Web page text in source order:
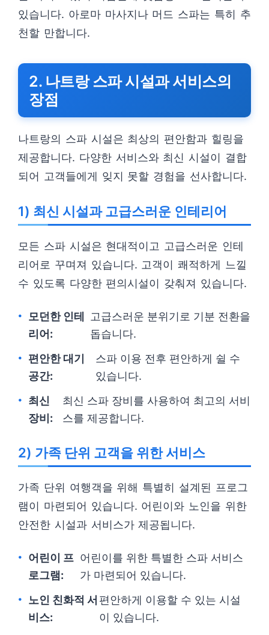
있습니다. 아로마 마사지나 머드 스파는 특히 추
천할 만합니다.
2. 나트랑 스파 시설과 서비스의
장점
나트랑의 스파 시설은 최상의 편안함과 힐링을
제공합니다. 다양한 서비스와 최신 시설이 결합
되어 고객들에게 잊지 못할 경험을 선사합니다.
1) 최신 시설과 고급스러운 인테리어
모든 스파 시설은 현대적이고 고급스러운 인테
리어로 꾸며져 있습니다. 고객이 쾌적하게 느낄
수 있도록 다양한 편의시설이 갖춰져 있습니다.
모던한 인테
리어:
고급스러운 분위기로 기분 전환을
돕습니다.
편안한 대기
공간:
스파 이용 전후 편안하게 쉴 수
있습니다.
최신
장비:
최신 스파 장비를 사용하여 최고의 서비
스를 제공합니다.
2) 가족 단위 고객을 위한 서비스
가족 단위 여행객을 위해 특별히 설계된 프로그
램이 마련되어 있습니다. 어린이와 노인을 위한
안전한 시설과 서비스가 제공됩니다.
어린이 프
로그램:
어린이를 위한 특별한 스파 서비스
가 마련되어 있습니다.
노인 친화적 서
비스:
편안하게 이용할 수 있는 시설
이 있습니다.